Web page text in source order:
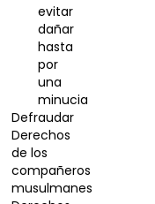
evitar
dañar
hasta
por
una
minucia
Defraudar
Derechos
de los
compañeros
musulmanes